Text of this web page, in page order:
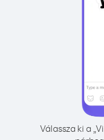
Válassza ki a